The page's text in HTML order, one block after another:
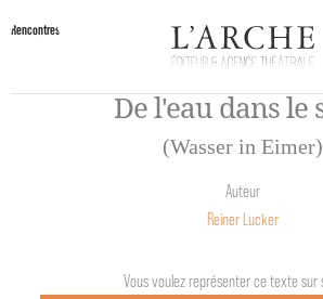
Rencontres
De l'eau dans le
(Wasser in Eimer)
Auteur
Reiner Lucker
Vous voulez représenter ce texte sur